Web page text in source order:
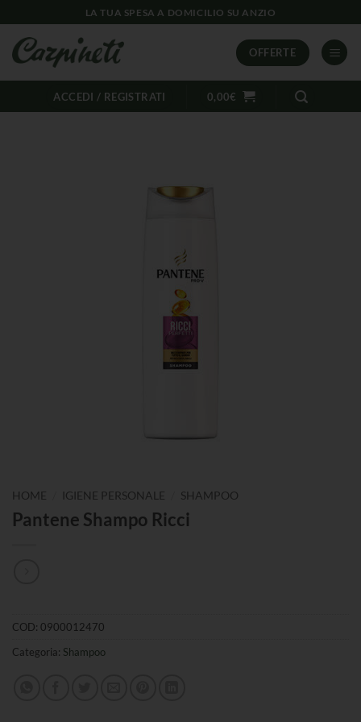
LA TUA SPESA A DOMICILIO SU ANZIO
OFFERTE
ACCEDI / REGISTRATI 0,00€
HOME IGIENE PERSONALE SHAMPOO
Pantene Shampo Ricci
COD: 0900012470
Categoria: Shampoo